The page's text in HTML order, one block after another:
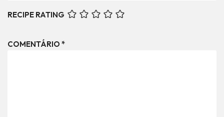
RECIPE RATING
COMENTÁRIO *